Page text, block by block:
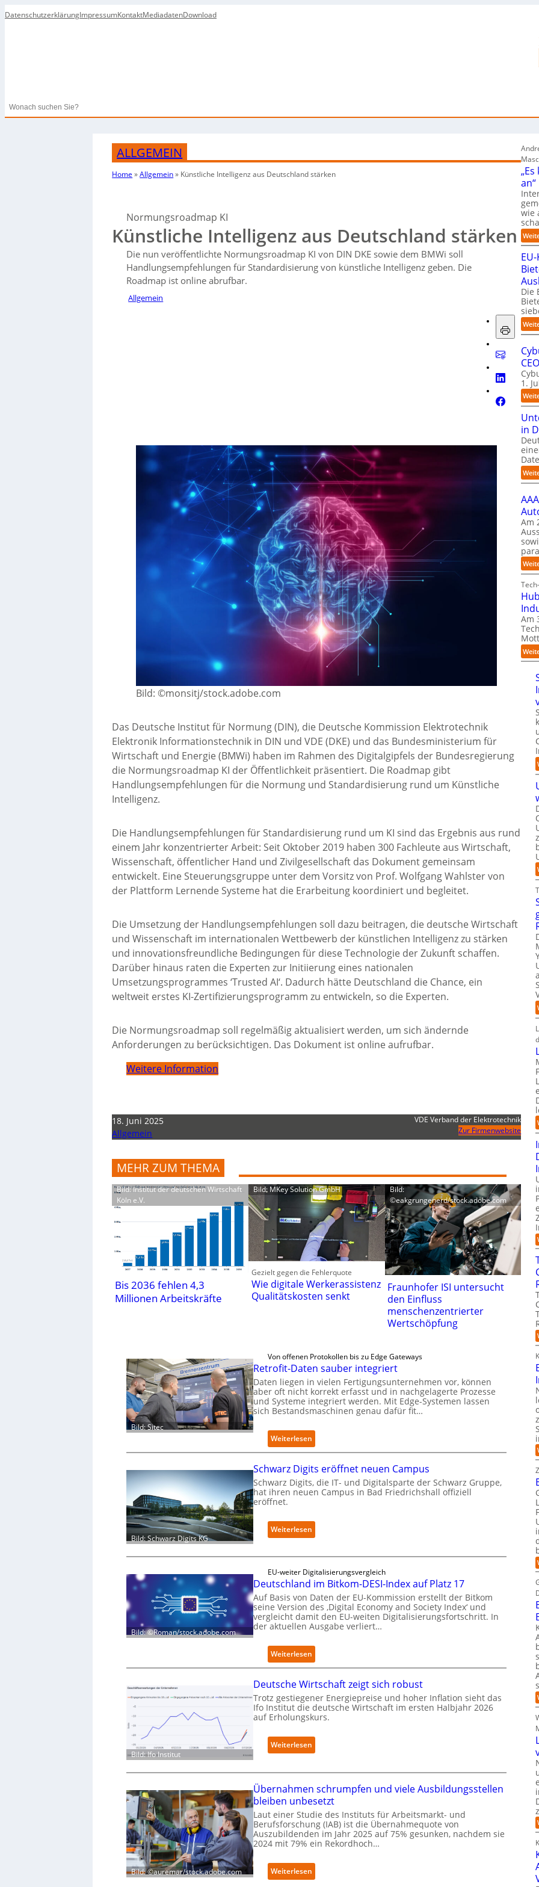
DatenschutzerklärungImpressumKontaktMediadatenDownload
Search
ALLGEMEIN
Home »Allgemein» Künstliche Intelligenz aus Deutschland stärken
Normungsroadmap KI
Künstliche Intelligenz aus Deutschland stärken
Die nun veröffentlichte Normungsroadmap KI von DIN DKE sowie dem BMWi soll
Handlungsempfehlungen für Standardisierung von künstliche Intelligenz geben. Die
Roadmap ist online abrufbar.
Allgemein
Bild: ©monsitj/stock.adobe.com
Das Deutsche Institut für Normung (DIN), die Deutsche Kommission Elektrotechnik
Elektronik Informationstechnik in DIN und VDE (DKE) und das Bundesministerium für
Wirtschaft und Energie (BMWi) haben im Rahmen des Digitalgipfels der Bundesregierung
die Normungsroadmap KI der Öffentlichkeit präsentiert. Die Roadmap gibt
Handlungsempfehlungen für die Normung und Standardisierung rund um Künstliche
Intelligenz.
Die Handlungsempfehlungen für Standardisierung rund um KI sind das Ergebnis aus rund
einem Jahr konzentrierter Arbeit: Seit Oktober 2019 haben 300 Fachleute aus Wirtschaft,
Wissenschaft, öffentlicher Hand und Zivilgesellschaft das Dokument gemeinsam
entwickelt. Eine Steuerungsgruppe unter dem Vorsitz von Prof. Wolfgang Wahlster von
der Plattform Lernende Systeme hat die Erarbeitung koordiniert und begleitet.
Die Umsetzung der Handlungsempfehlungen soll dazu beitragen, die deutsche Wirtschaft
und Wissenschaft im internationalen Wettbewerb der künstlichen Intelligenz zu stärken
und innovationsfreundliche Bedingungen für diese Technologie der Zukunft schaffen.
Darüber hinaus raten die Experten zur Initiierung eines nationalen
Umsetzungsprogrammes ‘Trusted AI‘. Dadurch hätte Deutschland die Chance, ein
weltweit erstes KI-Zertifizierungsprogramm zu entwickeln, so die Experten.
Die Normungsroadmap soll regelmäßig aktualisiert werden, um sich ändernde
Anforderungen zu berücksichtigen. Das Dokument ist online aufrufbar.
Weitere Information
18. Juni 2025
Allgemein
VDE Verband der Elektrotechnik
Zur Firmenwebsite
MEHR ZUM THEMA
Bild: Institut der deutschen Wirtschaft
Köln e.V.
Bis 2036 fehlen 4,3
Millionen Arbeitskräfte
Bild: MKey Solution GmbH
Gezielt gegen die Fehlerquote
Wie digitale Werkerassistenz
Qualitätskosten senkt
Bild:
©eakgrungenerd/stock.adobe.com
Fraunhofer ISI untersucht
den Einfluss
menschenzentrierter
Wertschöpfung
Bild: Sitec
Von offenen Protokollen bis zu Edge Gateways
Retrofit-Daten sauber integriert
Daten liegen in vielen Fertigungsunternehmen vor, können
aber oft nicht korrekt erfasst und in nachgelagerte Prozesse
und Systeme integriert werden. Mit Edge-Systemen lassen
sich Bestandsmaschinen genau dafür fit…
Weiterlesen:
R
t
r
o
t
-
a
e
n
s
a
u
b
e
r
i
t
e
g
r
e
r
Bild: Schwarz Digits KG
Schwarz Digits eröffnet neuen Campus
Schwarz Digits, die IT- und Digitalsparte der Schwarz Gruppe,
hat ihren neuen Campus in Bad Friedrichshall offiziell
eröffnet.
Weiterlesen:
S
w
a
r
z
D
i
i
t
s
e
r
ö
f
f
n
e
t
u
e
n
C
a
m
u
s
Bild: ©Roman/stock.adobe.com
EU-weiter Digitalisierungsvergleich
Deutschland im Bitkom-DESI-Index auf Platz 17
Auf Basis von Daten der EU-Kommission erstellt der Bitkom
seine Version des ‚Digital Economy and Society Index‘ und
vergleicht damit den EU-weiten Digitalisierungsfortschritt. In
der aktuellen Ausgabe verliert…
Weiterlesen:
D
u
t
s
c
l
a
d
m
B
i
t
k
o
-
D
Bild: Ifo Institut
Deutsche Wirtschaft zeigt sich robust
Trotz gestiegener Energiepreise und hoher Inflation sieht das
Ifo Institut die deutsche Wirtschaft im ersten Halbjahr 2026
auf Erholungskurs.
Weiterlesen:
D
u
t
s
c
h
e
W
r
t
Bild: ©auremar/stock.adobe.com
Übernahmen schrumpfen und viele Ausbildungsstellen
bleiben unbesetzt
Laut einer Studie des Instituts für Arbeitsmarkt- und
Berufsforschung (IAB) ist die Übernahmequote von
Auszubildenden im Jahr 2025 auf 75% gesunken, nachdem sie
2024 mit 79% ein Rekordhoch…
Weiterlesen:
Ü
an“
wie
Die
CEO
1.
in
Am
Am